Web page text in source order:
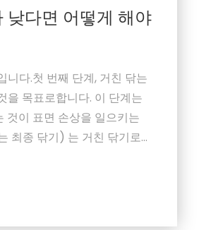
낮다면 어떻게 해야
다.첫 번째 단계, 거친 닦는
을 목표로합니다. 이 단계는
것이 표면 손상을 일으키는
최종 닦기) 는 거친 닦기로
하고 가볍게 압축되어야합